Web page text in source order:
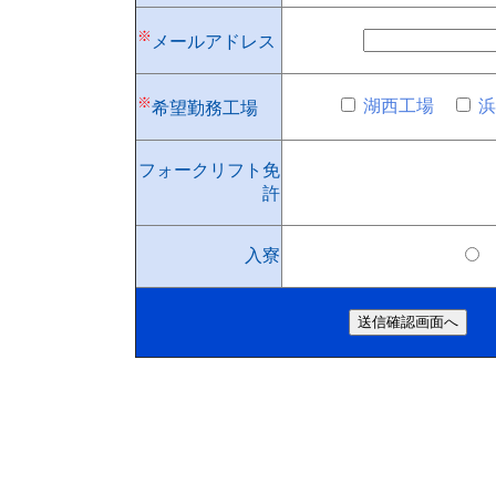
※ メールアドレス
※希望勤務工場 湖西工場
フォークリフト免
許
入寮